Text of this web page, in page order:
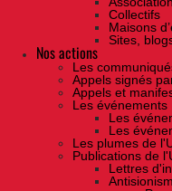
Collectifs
Maisons
Sites,
Nos actions
Les
Appels signés
Appels et
Les événements
Les
Les
Les plumes de
Publications de
Lettres